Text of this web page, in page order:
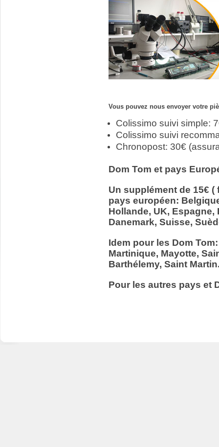
Vous pouvez nous envoyer votre
Colissimo suivi simple:
Colissimo suivi
Chronopost: 30€
Dom Tom et pays
Un supplément de 15€
pays européen:
Hollande, UK,
Danemark, Suisse,
Idem pour les Dom
Martinique, Mayotte,
Barthélemy, Saint
Pour les autres pays et